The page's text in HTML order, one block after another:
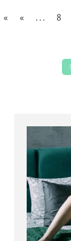
« « ... 8